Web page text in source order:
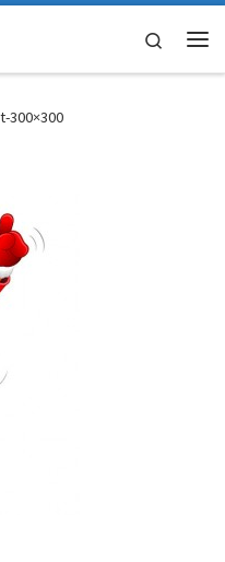
Search
300×300